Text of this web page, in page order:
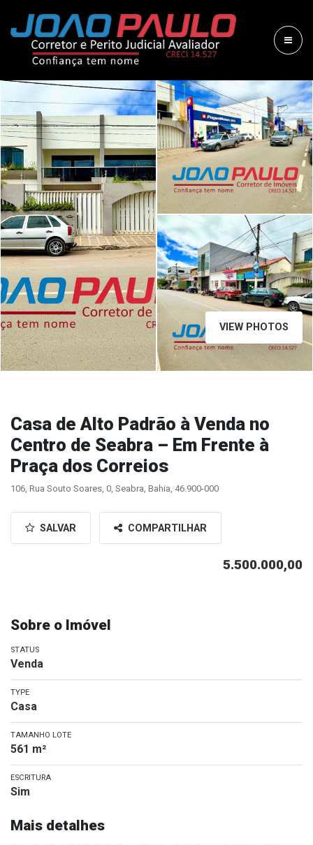
VIEW PHOTOS
Casa de Alto Padrão à Venda no
Centro de Seabra – Em Frente à
Praça dos Correios
106, Rua Souto Soares, 0, Seabra, Bahia, 46.900-000
SALVAR COMPARTILHAR
5.500.000,00
Sobre o Imóvel
STATUS
Venda
TYPE
Casa
TAMANHO LOTE
561 m²
ESCRITURA
Sim
Mais detalhes